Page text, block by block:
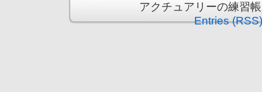
アクチュアリーの練習
Entries (RSS)